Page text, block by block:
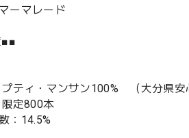
ーマレード
■■
プティ・マンサン100% （大分県安
限定800本
：14.5%